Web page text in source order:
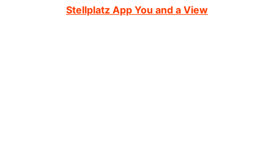
Stellplatz App You and a View